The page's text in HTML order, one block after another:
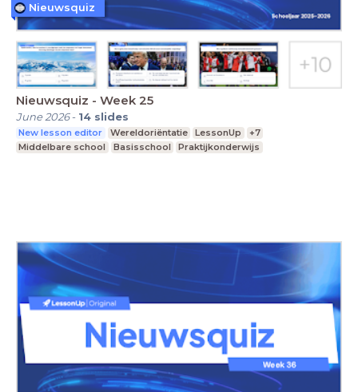
Nieuwsquiz - Week 25
June 2026- 14 slides
New lesson editor Wereldoriëntatie LessonUp
+7
Middelbare school
Basisschool Praktijkonderwijs
Nieuwsquiz